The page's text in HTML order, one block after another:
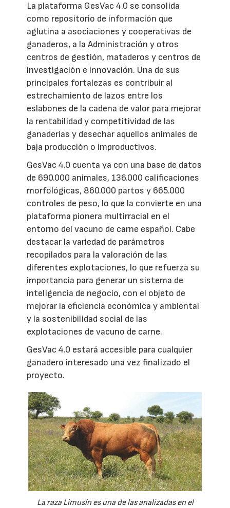
La plataforma GesVac 4.0 se consolida
como repositorio de información que
aglutina a asociaciones y cooperativas de
ganaderos, a la Administración y otros
centros de gestión, mataderos y centros de
investigación e innovación. Una de sus
principales fortalezas es contribuir al
estrechamiento de lazos entre los
eslabones de la cadena de valor para mejorar
la rentabilidad y competitividad de las
ganaderías y desechar aquellos animales de
baja producción o improductivos.
GesVac 4.0 cuenta ya con una base de datos
de 690.000 animales, 136.000 calificaciones
morfológicas, 860.000 partos y 665.000
controles de peso, lo que la convierte en una
plataforma pionera multirracial en el
entorno del vacuno de carne español. Cabe
destacar la variedad de parámetros
recopilados para la valoración de las
diferentes explotaciones, lo que refuerza su
importancia para generar un sistema de
inteligencia de negocio, con el objeto de
mejorar la eficiencia económica y ambiental
y la sostenibilidad social de las
explotaciones de vacuno de carne.
GesVac 4.0 estará accesible para cualquier
ganadero interesado una vez finalizado el
proyecto.
La raza Limusín es una de las analizadas en el